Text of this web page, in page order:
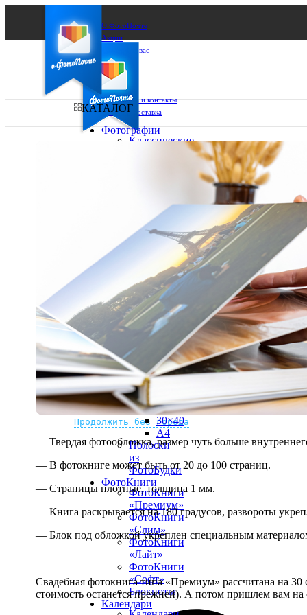
О ФотоПочте
Акции
Сделаем за вас
Бизнесу
FAQ
Франшиза
Поддержка и контакты
Оплата и доставка
Выберите из списка:
Не нашли Ваш город?
Мы доставляем по всему миру
Продолжить без города
КАТАЛОГ
Фотографии
Классические
15х20
20х30
30х30
30х40
А4
Фото
в
рамке
10х10
10×15
13×18
15×15
15×20
30×30
30×40
A4
Полоски
из
ФотоБудки
ФотоКниги
ФотоКниги
«Премиум»
ФотоКниги
«Слим»
ФотоКниги
«Лайт»
ФотоКниги
«Софт»
Блокноты
Календари
— Твердая фотообложка, размер чуть больше
— В фотокниге может быть от 20 до 100 страниц.
— Страницы плотные, толщина 1 мм.
— Книга раскрывается на 180 градусов, развороты
— Блок под обложкой укреплен специальным
Свадебная фотокнига типа «Премиум» рассчитана на
стоимость останется прежней). А потом пришлем вам на